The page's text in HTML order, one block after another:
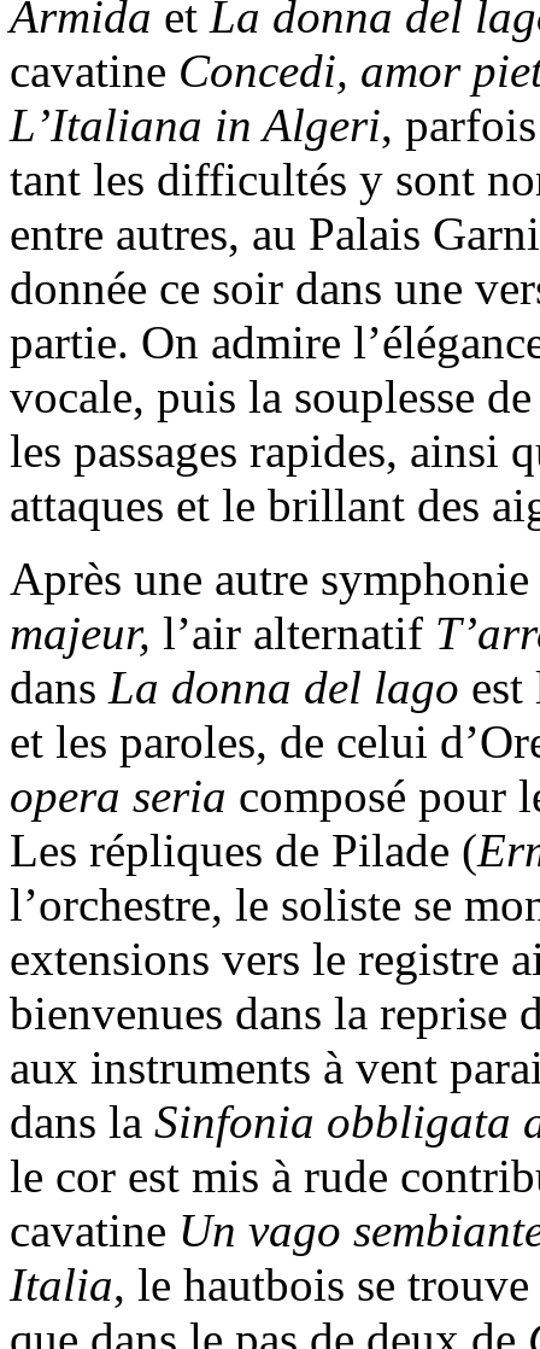
Armida et La donna del
cavatine Concedi, amor
L’Italiana in Algeri,
tant les difficultés y sont
entre autres, au Palais
donnée ce soir dans une
partie. On admire
vocale, puis la souplesse
les passages rapides, ainsi
attaques et le brillant des
Après une autre
majeur, l’air alternatif
dans La donna del lago est
et les paroles, de celui
opera seria composé pour
Les répliques de Pilade (
l’orchestre, le soliste se
extensions vers le registre
bienvenues dans la reprise
aux instruments à vent
dans la Sinfonia obbligata
le cor est mis à rude
cavatine Un vago
Italia, le hautbois se